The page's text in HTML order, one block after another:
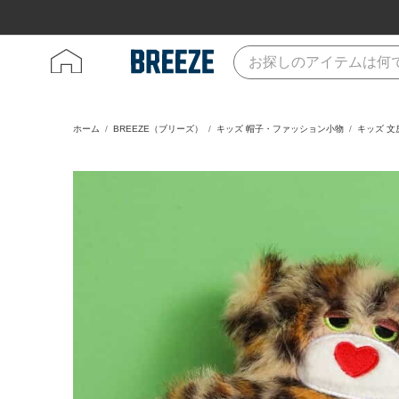
ホーム BREEZE（ブリーズ） キッズ 帽子・ファッション小物 キッズ 文